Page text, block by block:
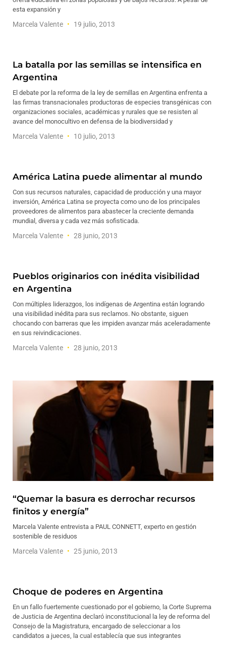
esta expansión y
Marcela Valente 19 julio, 2013
La batalla por las semillas se intensifica en
Argentina
El debate por la reforma de la ley de semillas en Argentina enfrenta a
las firmas transnacionales productoras de especies transgénicas con
organizaciones sociales, académicas y rurales que se resisten al
avance del monocultivo en defensa de la biodiversidad y
Marcela Valente 10 julio, 2013
América Latina puede alimentar al mundo
Con sus recursos naturales, capacidad de producción y una mayor
inversión, América Latina se proyecta como uno de los principales
proveedores de alimentos para abastecer la creciente demanda
mundial, diversa y cada vez más sofisticada.
Marcela Valente 28 junio, 2013
Pueblos originarios con inédita visibilidad
en Argentina
Con múltiples liderazgos, los indígenas de Argentina están logrando
una visibilidad inédita para sus reclamos. No obstante, siguen
chocando con barreras que les impiden avanzar más aceleradamente
en sus reivindicaciones.
Marcela Valente 28 junio, 2013
“Quemar la basura es derrochar recursos
finitos y energía”
Marcela Valente entrevista a PAUL CONNETT, experto en gestión
sostenible de residuos
Marcela Valente 25 junio, 2013
Choque de poderes en Argentina
En un fallo fuertemente cuestionado por el gobierno, la Corte Suprema
de Justicia de Argentina declaró inconstitucional la ley de reforma del
Consejo de la Magistratura, encargado de seleccionar a los
candidatos a jueces, la cual establecía que sus integrantes